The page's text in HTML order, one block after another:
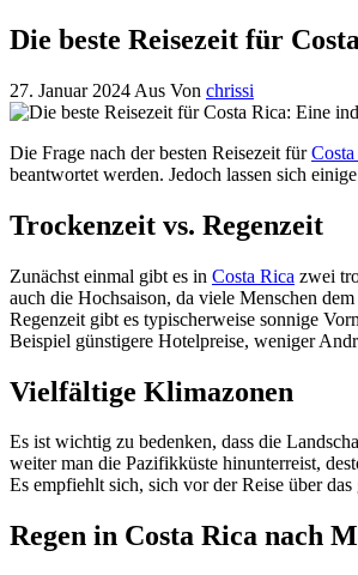
Die beste Reisezeit für
27. Januar 2024 Aus Von chrissi
Die Frage nach der besten Reisezeit für
beantwortet werden. Jedoch lassen sich
Trockenzeit vs. Regenzeit
Zunächst einmal gibt es in Costa Rica zwei
auch die Hochsaison, da viele Menschen
Regenzeit gibt es typischerweise sonnige
Beispiel günstigere Hotelpreise, weniger
Vielfältige Klimazonen
Es ist wichtig zu bedenken, dass die
weiter man die Pazifikküste hinunterreist,
Es empfiehlt sich, sich vor der Reise über
Regen in Costa Rica nach